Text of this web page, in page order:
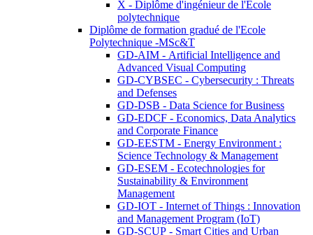
X - Diplôme d'ingénieur de l'Ecole
polytechnique
Diplôme de formation gradué de l'Ecole
Polytechnique -MSc&T
GD-AIM - Artificial Intelligence and
Advanced Visual Computing
GD-CYBSEC - Cybersecurity : Threats
and Defenses
GD-DSB - Data Science for Business
GD-EDCF - Economics, Data Analytics
and Corporate Finance
GD-EESTM - Energy Environment :
Science Technology & Management
GD-ESEM - Ecotechnologies for
Sustainability & Environment
Management
GD-IOT - Internet of Things : Innovation
and Management Program (IoT)
GD-SCUP - Smart Cities and Urban